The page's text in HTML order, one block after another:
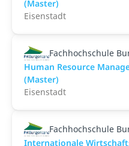
(Master)
Eisenstadt
Fachhochschule
Human Resource
(Master)
Eisenstadt
Fachhochschule
Internationale